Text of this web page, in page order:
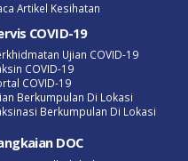
Artikel Kesihatan
COVID-19
Ujian COVID-19
COVID-19
COVID-19
Berkumpulan Di Lokasi
Berkumpulan Di Lokasi
DOC